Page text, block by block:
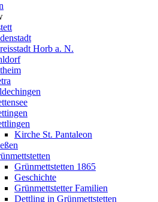
Horb a. N.
Kirche St. Pantaleon
Grünmettstetten 1865
Geschichte
Grünmettstetter Familien
Dettling in Grünmettstetten